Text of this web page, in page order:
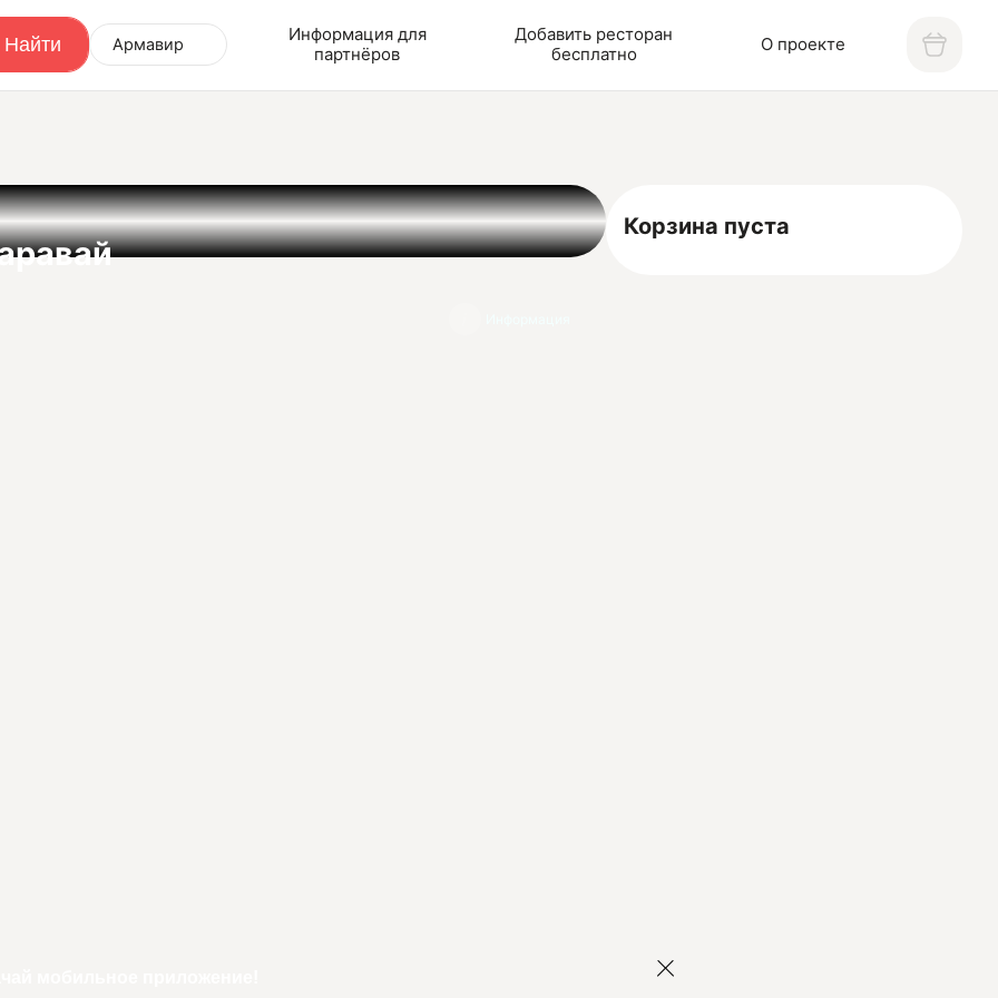
Армавир
Информация для
партнёров
Добавить ресторан
бесплатно
О проекте
Корзина пуста